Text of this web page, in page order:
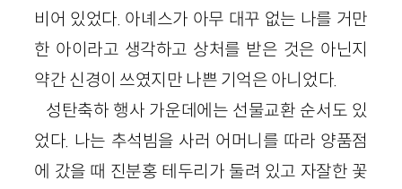
비어 있었다. 아녜스가 아무 대꾸 없는 나를 거만
한 아이라고 생각하고 상처를 받은 것은 아닌지
약간 신경이 쓰였지만 나쁜 기억은 아니었다.
성탄축하 행사 가운데에는 선물교환 순서도 있
었다. 나는 추석빔을 사러 어머니를 따라 양품점
에 갔을 때 진분홍 테두리가 둘려 있고 자잘한 꽃